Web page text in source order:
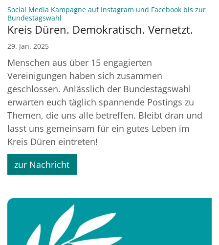
Social Media Kampagne auf Instagram und Facebook bis zur
Bundestagswahl
Kreis Düren. Demokratisch. Vernetzt.
29. Jan. 2025
Menschen aus über 15 engagierten
Vereinigungen haben sich zusammen
geschlossen. Anlässlich der Bundestagswahl
erwarten euch täglich spannende Postings zu
Themen, die uns alle betreffen. Bleibt dran und
lasst uns gemeinsam für ein gutes Leben im
Kreis Düren eintreten!
zur Nachricht